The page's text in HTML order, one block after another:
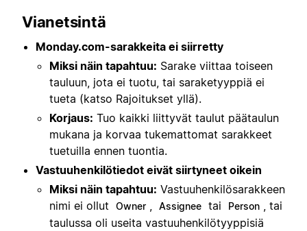
Vianetsintä
Monday.com-sarakkeita ei siirretty
Miksi näin tapahtuu: Sarake viittaa toiseen
tauluun, jota ei tuotu, tai saraketyyppiä ei
tueta (katso Rajoitukset yllä).
Korjaus: Tuo kaikki liittyvät taulut päätaulun
mukana ja korvaa tukemattomat sarakkeet
tuetuilla ennen tuontia.
Vastuuhenkilötiedot eivät siirtyneet oikein
Miksi näin tapahtuu: Vastuuhenkilösarakkeen
nimi ei ollut
Owner , Assignee tai Person , tai
taulussa oli useita vastuuhenkilötyyppisiä